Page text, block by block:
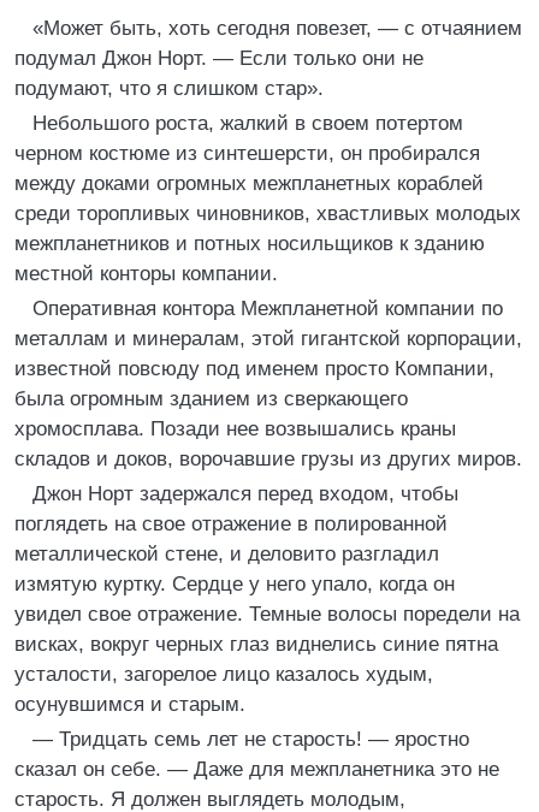
«Может быть, хоть сегодня повезет, — с отчаянием
подумал Джон Норт. — Если только они не
подумают, что я слишком стар».
Небольшого роста, жалкий в своем потертом
черном костюме из синтешерсти, он пробирался
между доками огромных межпланетных кораблей
среди торопливых чиновников, хвастливых молодых
межпланетников и потных носильщиков к зданию
местной конторы компании.
Оперативная контора Межпланетной компании по
металлам и минералам, этой гигантской корпорации,
известной повсюду под именем просто Компании,
была огромным зданием из сверкающего
хромосплава. Позади нее возвышались краны
складов и доков, ворочавшие грузы из других миров.
Джон Норт задержался перед входом, чтобы
поглядеть на свое отражение в полированной
металлической стене, и деловито разгладил
измятую куртку. Сердце у него упало, когда он
увидел свое отражение. Темные волосы поредели на
висках, вокруг черных глаз виднелись синие пятна
усталости, загорелое лицо казалось худым,
осунувшимся и старым.
— Тридцать семь лет не старость! — яростно
сказал он себе. — Даже для межпланетника это не
старость. Я должен выглядеть молодым,